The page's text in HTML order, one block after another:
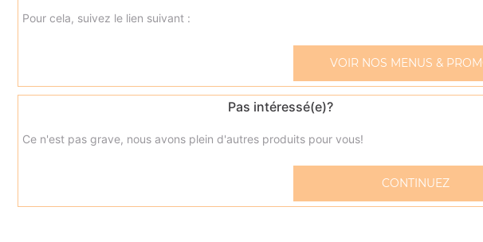
Calzone jambon méga
Calzone viande hachée méga
Base sauce tomate, mozzarella, viande hachée, oeuf
boursin méga
cesar méga
Pour cela, suivez le lien suivant :
VOIR NOS MENUS &
Pas intéressé(e)?
Ce n'est pas grave, nous avons plein d'autres produits pour vous!
CONTINUEZ